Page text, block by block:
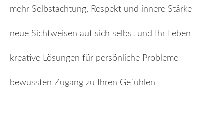
mehr Selbstachtung, Respekt und innere Stärke
neue Sichtweisen auf sich selbst und Ihr Leben
kreative Lösungen für persönliche Probleme
bewussten Zugang zu Ihren Gefühlen